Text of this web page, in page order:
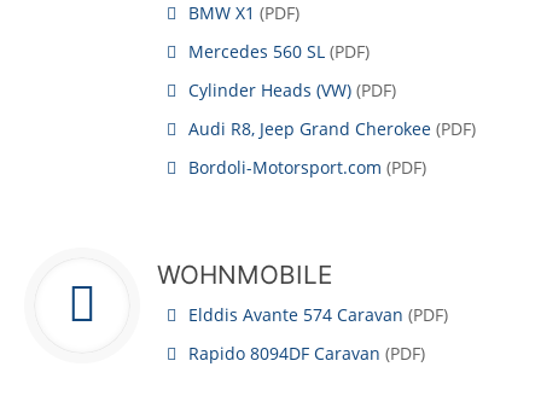
BMW X1 (PDF)
Mercedes 560 SL (PDF)
Cylinder Heads (VW) (PDF)
Audi R8, Jeep Grand Cherokee (PDF)
Bordoli-Motorsport.com (PDF)
WOHNMOBILE
Elddis Avante 574 Caravan (PDF)
Rapido 8094DF Caravan (PDF)